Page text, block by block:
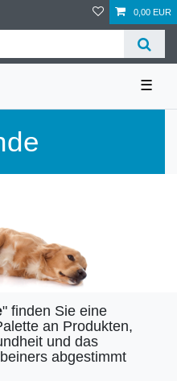
0,00 EUR
☰
" finden Sie eine
an Produkten,
und das
abgestimmt